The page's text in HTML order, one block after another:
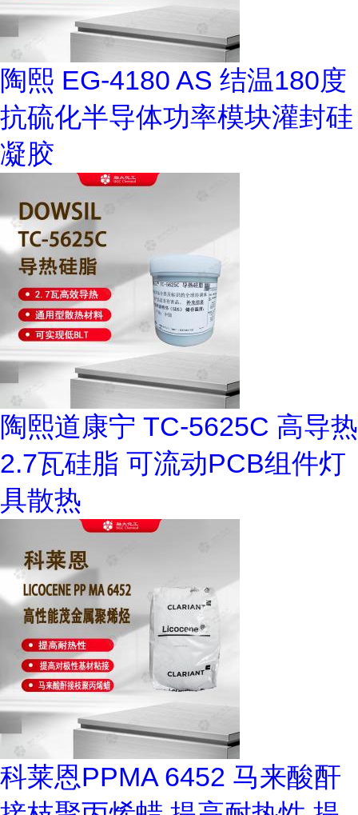
陶熙 EG-4180 AS 结温180度
抗硫化半导体功率模块灌封硅
凝胶
陶熙道康宁 TC-5625C 高导热
2.7瓦硅脂 可流动PCB组件灯
具散热
科莱恩PPMA 6452 马来酸酐